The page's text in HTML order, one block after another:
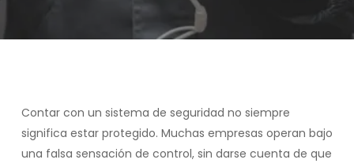
Contar con un sistema de seguridad no siempre
significa estar protegido. Muchas empresas operan bajo
una falsa sensación de control, sin darse cuenta de que